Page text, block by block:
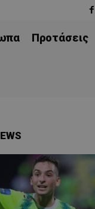
Προτάσεις